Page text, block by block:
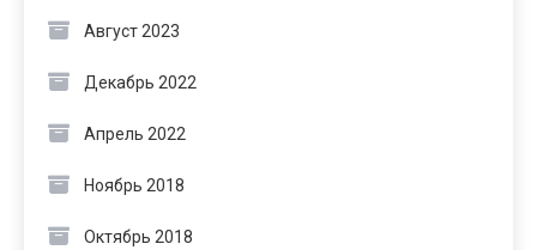
Август 2023
Декабрь 2022
Апрель 2022
Ноябрь 2018
Октябрь 2018